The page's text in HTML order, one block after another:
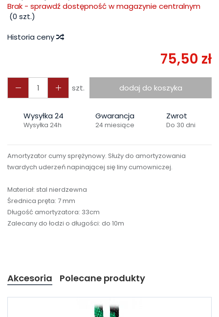
Brak - sprawdź dostępność w magazynie centralnym
(0 szt.)
Historia ceny
75,50 zł
szt. dodaj do koszyka
Wysyłka 24
Wysyłka 24h
Gwarancja
24 miesiące
Zwrot
Do 30 dni
Amortyzator cumy sprężynowy. Służy do amortyzowania
twardych uderzeń napinającej się liny cumowniczej.
Materiał: stal nierdzewna
Średnica pręta: 7 mm
Długość amortyzatora: 33cm
Zalecany do łodzi o długości: do 10m
Akcesoria Polecane produkty